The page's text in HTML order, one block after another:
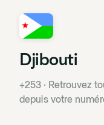
Djibouti
+253 · Retrouvez
depuis votre